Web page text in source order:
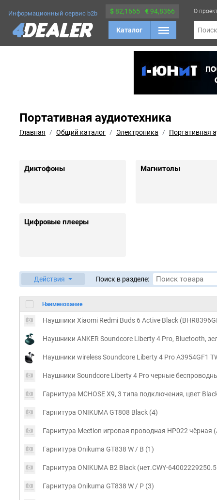
Информационный сервис b2b $ 82,1665 €94,8366
Каталог
О
Поиск
Портативная аудиотехника
Главная Общий каталог Электроника Портативная
Диктофоны Магнитолы
Цифровые плееры
Действия Поиск в разделе:
Наименование
Наушники Xiaomi Redmi Buds 6 Active Black
Наушники ANKER Soundcore Liberty 4 Pro, Bluetooth,
Наушники wireless Soundcore Liberty 4 Pro A3954GF1
Наушники Soundcore Liberty 4 Pro черные
Гарнитура MCHOSE X9, 3 типа подключения, цвет
Гарнитура ONIKUMA GT808 Black (4)
Гарнитура Meetion игровая проводная HP022 чёрная
Гарнитура Onikuma GT838 W / B (1)
Гарнитура ONIKUMA B2 Black (нет.CWY-
Гарнитура Onikuma GT838 W / P (3)